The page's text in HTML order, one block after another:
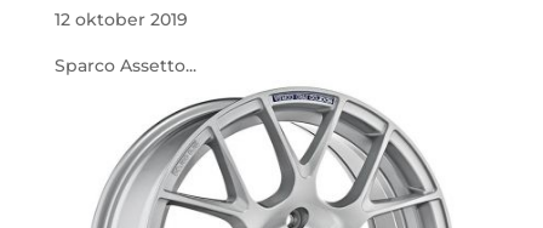
12 oktober 2019
Sparco Assetto...